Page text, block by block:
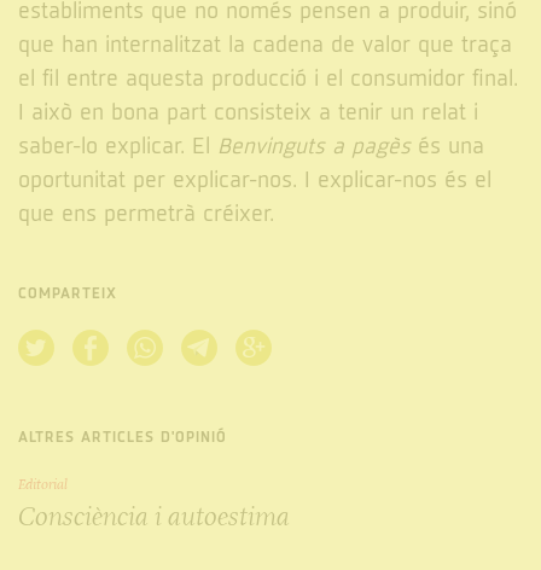
establiments que no només pensen a produir, sinó
que han internalitzat la cadena de valor que traça
el fil entre aquesta producció i el consumidor final.
I això en bona part consisteix a tenir un relat i
saber-lo explicar. El Benvinguts a pagèsés una
oportunitat per explicar-nos. I explicar-nos és el
que ens permetrà créixer.
COMPARTEIX
ALTRES ARTICLES D'OPINIÓ
Editorial
Consciència i autoestima